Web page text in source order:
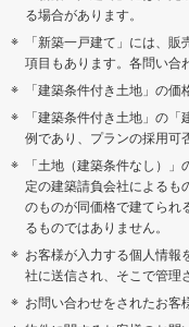
る場合があります。
「新築一戸建て」には、
項目もあります。各問い合
「建築条件付き土地」の価
「建築条件付き土地」の
例であり、プランの採用可
「土地（建築条件なし）
定の建築請負会社によるも
のものが同価格で建てられ
るものではありません。
お客様が入力する個人情報
社に送信され、そこで管理
お問い合わせをされたお客